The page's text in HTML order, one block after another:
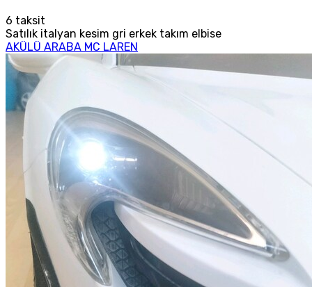
6 taksit
Satılık italyan kesim gri erkek takım elbise
AKÜLÜ ARABA MC LAREN